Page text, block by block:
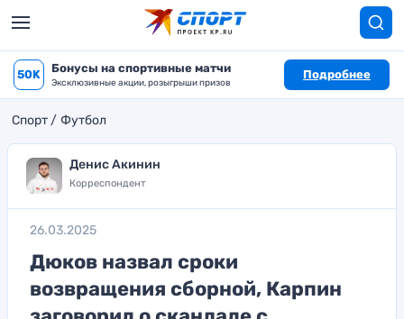
50K Бонусы на спортивные матчи
Эксклюзивные акции, розыгрыши призов
Подробнее
Спорт Футбол
Денис Акинин
Корреспондент
26.03.2025
Дюков назвал сроки
возвращения сборной, Карпин